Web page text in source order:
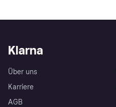
Klarna
Über uns
Karriere
AGB